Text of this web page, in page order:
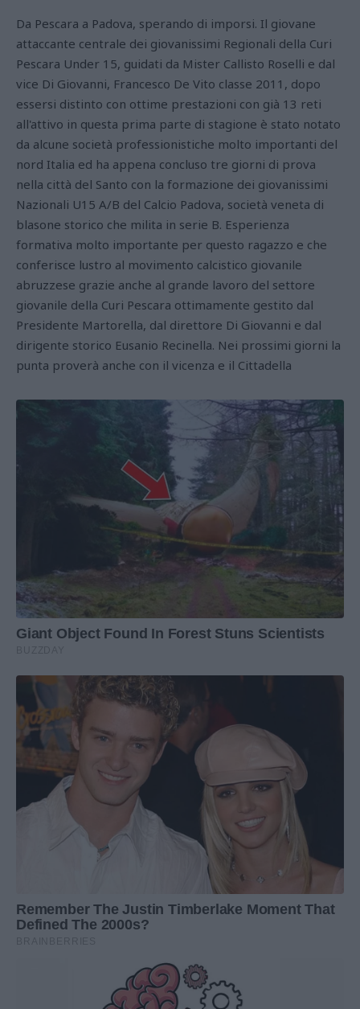
Da Pescara a Padova, sperando di imporsi. Il giovane
attaccante centrale dei giovanissimi Regionali della Curi
Pescara Under 15, guidati da Mister Callisto Roselli e dal
vice Di Giovanni, Francesco De Vito classe 2011, dopo
essersi distinto con ottime prestazioni con già 13 reti
all'attivo in questa prima parte di stagione è stato notato
da alcune società professionistiche molto importanti del
nord Italia ed ha appena concluso tre giorni di prova
nella città del Santo con la formazione dei giovanissimi
Nazionali U15 A/B del Calcio Padova, società veneta di
blasone storico che milita in serie B. Esperienza
formativa molto importante per questo ragazzo e che
conferisce lustro al movimento calcistico giovanile
abruzzese grazie anche al grande lavoro del settore
giovanile della Curi Pescara ottimamente gestito dal
Presidente Martorella, dal direttore Di Giovanni e dal
dirigente storico Eusanio Recinella. Nei prossimi giorni la
punta proverà anche con il vicenza e il Cittadella